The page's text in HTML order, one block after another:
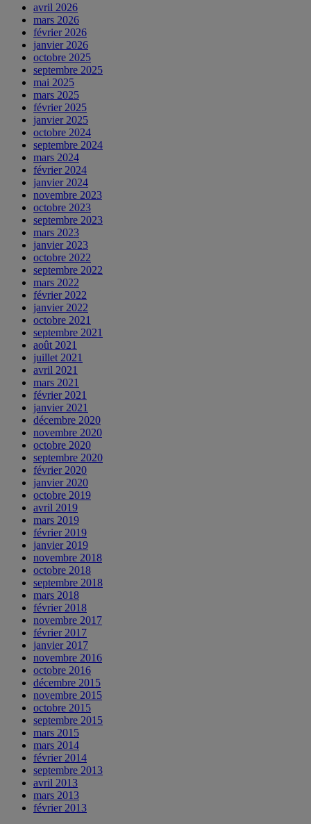
avril 2026
mars 2026
février 2026
janvier 2026
octobre 2025
septembre 2025
mai 2025
mars 2025
février 2025
janvier 2025
octobre 2024
septembre 2024
mars 2024
février 2024
janvier 2024
novembre 2023
octobre 2023
septembre 2023
mars 2023
janvier 2023
octobre 2022
septembre 2022
mars 2022
février 2022
janvier 2022
octobre 2021
septembre 2021
août 2021
juillet 2021
avril 2021
mars 2021
février 2021
janvier 2021
décembre 2020
novembre 2020
octobre 2020
septembre 2020
février 2020
janvier 2020
octobre 2019
avril 2019
mars 2019
février 2019
janvier 2019
novembre 2018
octobre 2018
septembre 2018
mars 2018
février 2018
novembre 2017
février 2017
janvier 2017
novembre 2016
octobre 2016
décembre 2015
novembre 2015
octobre 2015
septembre 2015
mars 2015
mars 2014
février 2014
septembre 2013
avril 2013
mars 2013
février 2013